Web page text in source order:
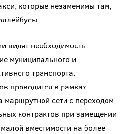
которые незаменимы там,
видят необходимость
муниципального и
транспорта.
проводится в рамках
маршрутной сети с переходом
контрактов при замещении
вместимости на более